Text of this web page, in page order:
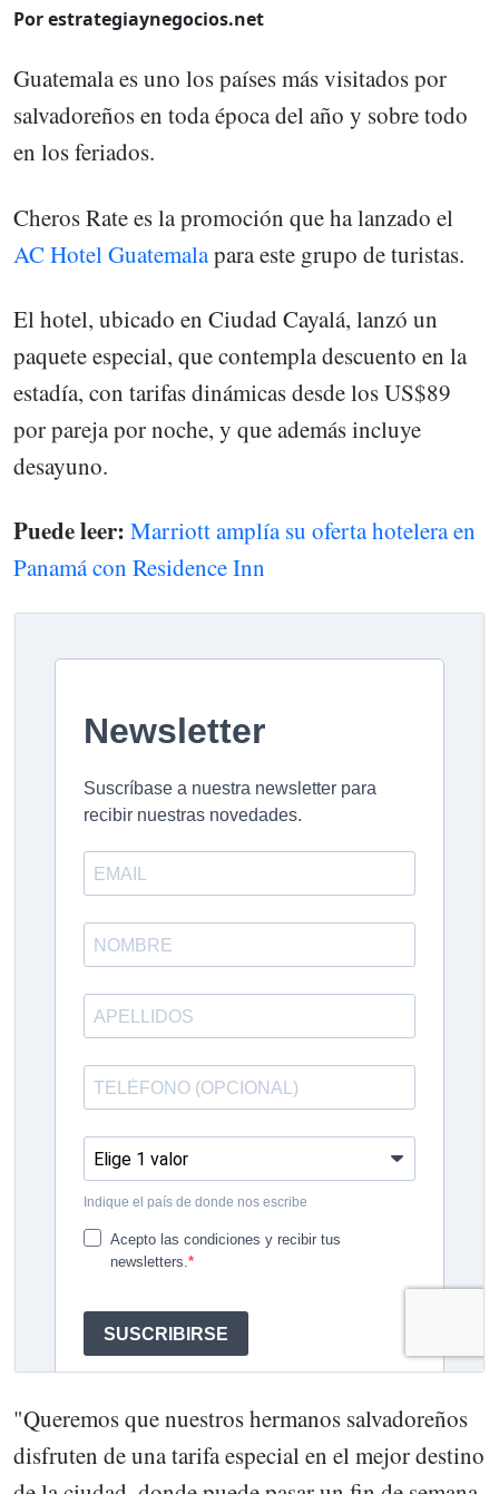
Por estrategiaynegocios.net
Guatemala es uno los países más visitados por
salvadoreños en toda época del año y sobre todo
en los feriados.
Cheros Rate es la promoción que ha lanzado el
AC Hotel Guatemalapara este grupo de turistas.
El hotel, ubicado en Ciudad Cayalá, lanzó un
paquete especial, que contempla descuento en la
estadía, con tarifas dinámicas desde los US$89
por pareja por noche, y que además incluye
desayuno.
Puede leer: Marriott amplía su oferta hotelera en
Panamá con Residence Inn
"Queremos que nuestros hermanos salvadoreños
disfruten de una tarifa especial en el mejor destino